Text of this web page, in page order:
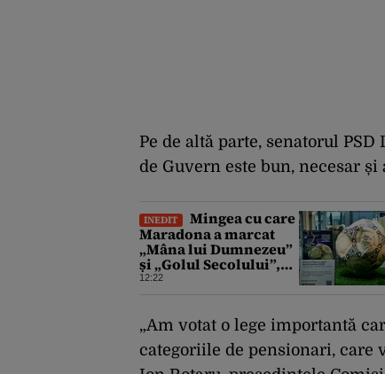
Pe de altă parte, senatorul
de Guvern este bun, necesar
INEDIT
Mingea cu care
Maradona a marcat
„Mâna lui Dumnezeu”
și „Golul Secolului”,
scoasă la licitație.
dolari
12:22
„Am votat o lege importantă
categoriile de pensionari, care